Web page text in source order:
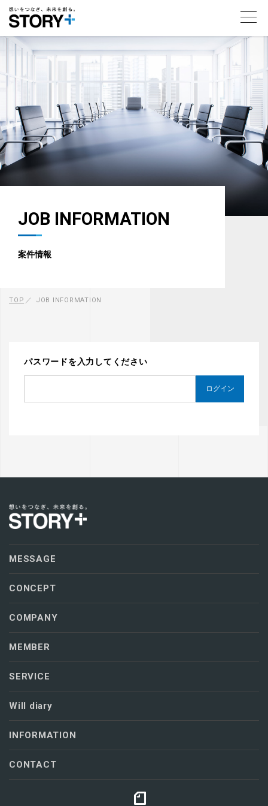
toggle
JOB INFORMATION
案件情報
TOP JOB INFORMATION
パスワードを入力してください
ログイン
MESSAGE
CONCEPT
COMPANY
MEMBER
SERVICE
Will diary
INFORMATION
CONTACT